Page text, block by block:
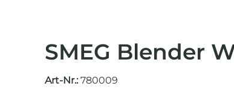
SMEG Blender
Art-Nr.: 780009